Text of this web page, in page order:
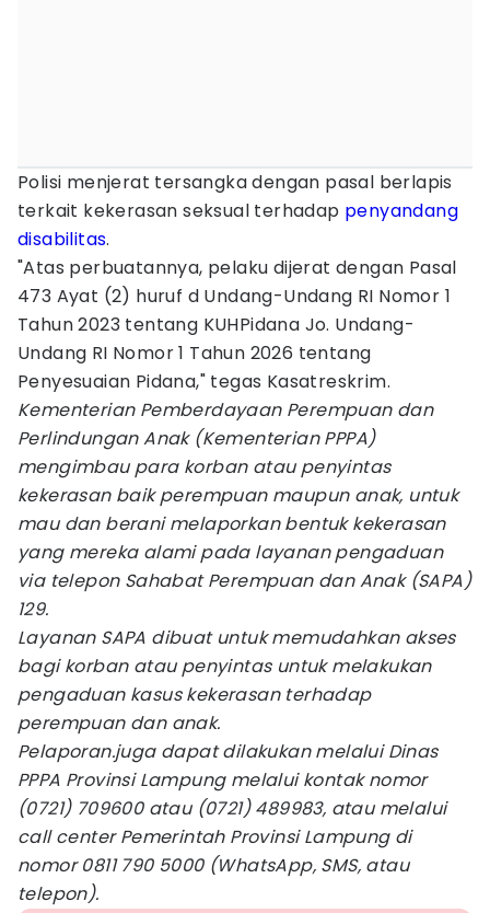
Polisi menjerat tersangka dengan pasal berlapis
terkait kekerasan seksual terhadap penyandang
disabilitas.
"Atas perbuatannya, pelaku dijerat dengan Pasal
473 Ayat (2) huruf d Undang-Undang RI Nomor 1
Tahun 2023 tentang KUHPidana Jo. Undang-
Undang RI Nomor 1 Tahun 2026 tentang
Penyesuaian Pidana," tegas Kasatreskrim.
Kementerian Pemberdayaan Perempuan dan
Perlindungan Anak (Kementerian PPPA)
mengimbau para korban atau penyintas
kekerasan baik perempuan maupun anak, untuk
mau dan berani melaporkan bentuk kekerasan
yang mereka alami pada layanan pengaduan
via telepon Sahabat Perempuan dan Anak (SAPA)
129.
Layanan SAPA dibuat untuk memudahkan akses
bagi korban atau penyintas untuk melakukan
pengaduan kasus kekerasan terhadap
perempuan dan anak.
Pelaporan.juga dapat dilakukan melalui Dinas
PPPA Provinsi Lampung melalui kontak nomor
(0721) 709600 atau (0721) 489983, atau melalui
call center Pemerintah Provinsi Lampung di
nomor 0811 790 5000 (WhatsApp, SMS, atau
telepon).